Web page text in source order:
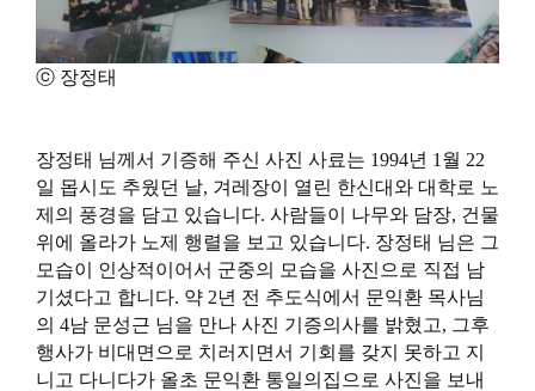
ⓒ 장정태
장정태 님께서 기증해 주신 사진 사료는 1994년 1월 22
일 몹시도 추웠던 날, 겨레장이 열린 한신대와 대학로 노
제의 풍경을 담고 있습니다. 사람들이 나무와 담장, 건물
위에 올라가 노제 행렬을 보고 있습니다. 장정태 님은 그
모습이 인상적이어서 군중의 모습을 사진으로 직접 남
기셨다고 합니다. 약 2년 전 추도식에서 문익환 목사님
의 4남 문성근 님을 만나 사진 기증의사를 밝혔고, 그후
행사가 비대면으로 치러지면서 기회를 갖지 못하고 지
니고 다니다가 올초 문익환 통일의집으로 사진을 보내